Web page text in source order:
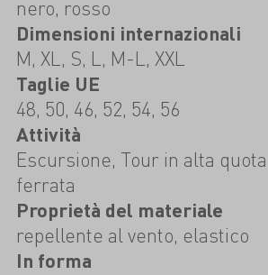
nero, rosso
Dimensioni internazionali
M, XL, S, L, M-L, XXL
Taglie UE
48, 50, 46, 52, 54, 56
Attività
Escursione, Tour in alta
ferrata
Proprietà del materiale
repellente al vento, elastico
In forma